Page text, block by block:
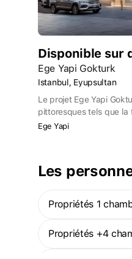
Disponible sur
Ege Yapi Gokturk
Istanbul, Eyupsultan
Le projet Ege Yapi
pittoresques tels que la
lac Gokturk et la forêt
Ege Yapi
Les
Propriétés 1
Propriétés +4